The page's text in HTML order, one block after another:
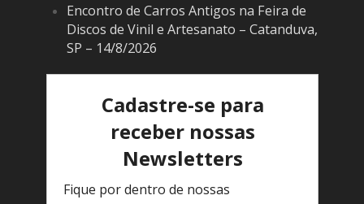
Encontro de Carros Antigos na Feira de
Discos de Vinil e Artesanato – Catanduva,
SP – 14/8/2026